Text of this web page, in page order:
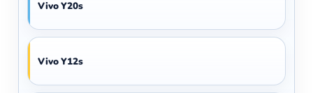
Vivo Y20s
Vivo Y12s